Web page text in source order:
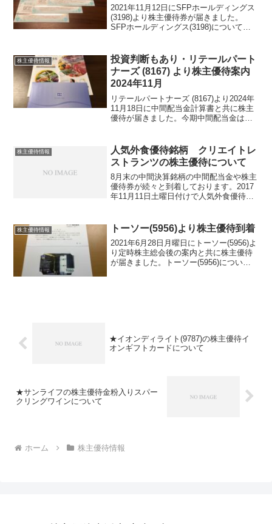
2021年11月12日にSFPホールディングス
(3198)より株主優待券が届きました。
SFPホールディングス(3198)について
(3198)は、磯丸水産や鳥良を運営して...
株主優待情報
投資判断もあり・リテールパート
ナーズ (8167) より株主優待案内
2024年11月
リテールパートナーズ (8167)より2024年
11月18日に中間配当金計算書と共に株主
優待が届きました。今期中間配当金は、
いて簡単にご紹介いたします。リテール
パ...
株主優待情報
人気外食優待銘柄 クリエイトレ
ストランツの株主優待について
8月末の中間決算銘柄の中間配当金や株主
優待券が続々と到着しております。2017
年11月11日土曜日付けで人気外食優待銘
と株主優待券が届いておりました。中間
配当金は...
株主優待情報 トーソー(5956)より株主優待到着
2021年6月28日月曜日にトーソー(5956)よ
り定時株主総会後の案内と共に株主優待
が届きました。トーソー(5956)につい
★イオンディライト(9787)の株主優待イ
オンギフトカードについて
★サンライフの株主優待金粉入りスパー
クリングワインについて
ホーム 株主優待情報